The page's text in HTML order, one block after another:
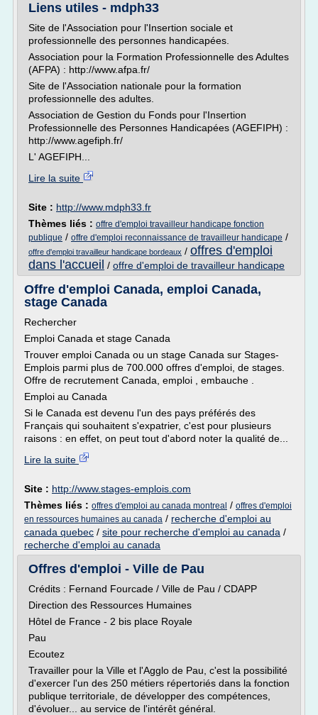
Liens utiles - mdph33
Site de l'Association pour l'Insertion sociale et
professionnelle des personnes handicapées.
Association pour la Formation Professionnelle des Adultes
(AFPA) : http://www.afpa.fr/
Site de l'Association nationale pour la formation
professionnelle des adultes.
Association de Gestion du Fonds pour l'Insertion
Professionnelle des Personnes Handicapées (AGEFIPH) :
http://www.agefiph.fr/
L' AGEFIPH...
Lire la suite
Site : http://www.mdph33.fr
Thèmes liés : offre d'emploi travailleur handicape fonction
publique / offre d'emploi reconnaissance de travailleur handicape /
offre d'emploi travailleur handicape bordeaux / offres d'emploi
dans l'accueil / offre d'emploi de travailleur handicape
Offre d'emploi Canada, emploi Canada,
stage Canada
Rechercher
Emploi Canada et stage Canada
Trouver emploi Canada ou un stage Canada sur Stages-
Emplois parmi plus de 700.000 offres d'emploi, de stages.
Offre de recrutement Canada, emploi , embauche .
Emploi au Canada
Si le Canada est devenu l'un des pays préférés des
Français qui souhaitent s'expatrier, c'est pour plusieurs
raisons : en effet, on peut tout d'abord noter la qualité de...
Lire la suite
Site : http://www.stages-emplois.com
Thèmes liés : offres d'emploi au canada montreal / offres d'emploi
en ressources humaines au canada / recherche d'emploi au
canada quebec / site pour recherche d'emploi au canada /
recherche d'emploi au canada
Offres d'emploi - Ville de Pau
Crédits : Fernand Fourcade / Ville de Pau / CDAPP
Direction des Ressources Humaines
Hôtel de France - 2 bis place Royale
Pau
Ecoutez
Travailler pour la Ville et l'Agglo de Pau, c'est la possibilité
d'exercer l'un des 250 métiers répertoriés dans la fonction
publique territoriale, de développer des compétences,
d'évoluer... au service de l'intérêt général.